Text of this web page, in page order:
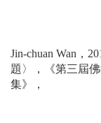
Jin-chuan Wan，
題〉，《第三屆
集》，